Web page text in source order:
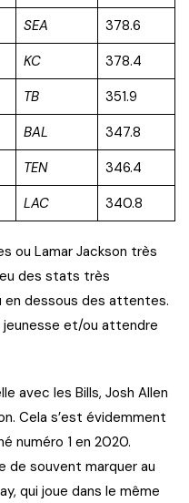
SEA
378.6
KC
378.4
TB
351.9
BAL
347.8
TEN
346.4
LAC 340.8
ou Lamar Jackson très
des stats très
en dessous des attentes.
jeunesse et/ou attendre
avec les Bills, Josh Allen
Cela s’est évidemment
numéro 1 en 2020.
de souvent marquer au
qui joue dans le même